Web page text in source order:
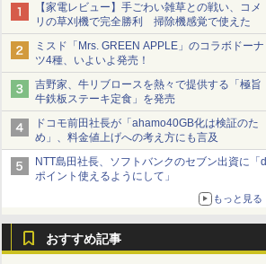
【家電レビュー】手ごわい雑草との戦い、コメ
リの草刈機で完全勝利 掃除機感覚で使えた
ミスド「Mrs. GREEN APPLE」のコラボドーナ
ツ4種、いよいよ発売！
吉野家、牛リブロースを熱々で提供する「極旨
牛鉄板ステーキ定食」を発売
ドコモ前田社長が「ahamo40GB化は検証のた
め」、料金値上げへの考え方にも言及
NTT島田社長、ソフトバンクのセブン出資に「d
ポイント使えるようにして」
もっと見る
おすすめ記事